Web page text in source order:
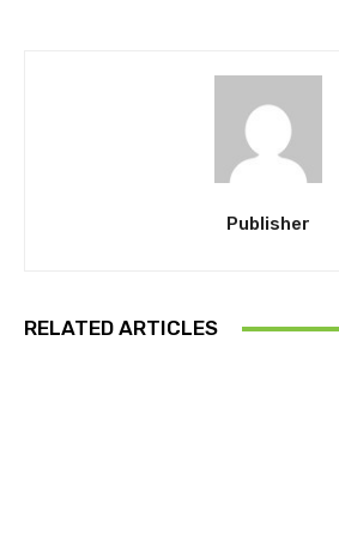
Publisher
RELATED ARTICLES